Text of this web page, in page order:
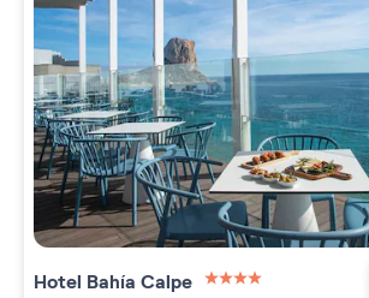
Hotel Bahía Calpe